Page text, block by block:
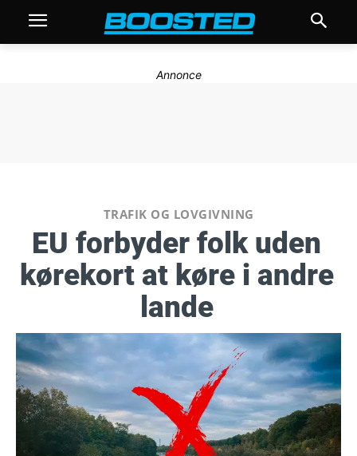
Annonce
TRAFIK OG LOVGIVNING
EU forbyder folk uden
kørekort at køre i andre
lande